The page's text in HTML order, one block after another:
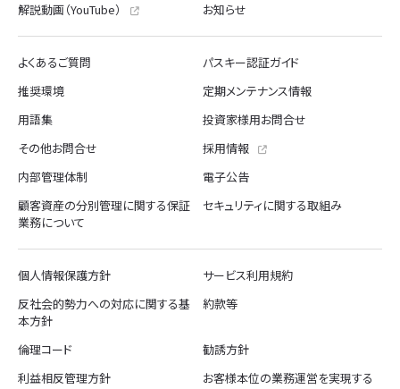
解説動画（YouTube）
お知らせ
よくあるご質問
パスキー認証ガイド
推奨環境
定期メンテナンス情報
用語集
投資家様用お問合せ
その他お問合せ
採用情報
内部管理体制
電子公告
顧客資産の分別管理に関する保証
業務について
セキュリティに関する取組み
個人情報保護方針
サービス利用規約
反社会的勢力への対応に関する基
本方針
約款等
倫理コード
勧誘方針
利益相反管理方針
お客様本位の業務運営を実現する